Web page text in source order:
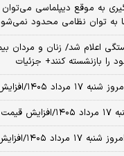
به موقع دیپلماسی
به توان نظامی محدود
اعلام شد/ زنان و مردان
را بازنشسته کنند+ جزئیات
قیمت طلا و سکه
طلا